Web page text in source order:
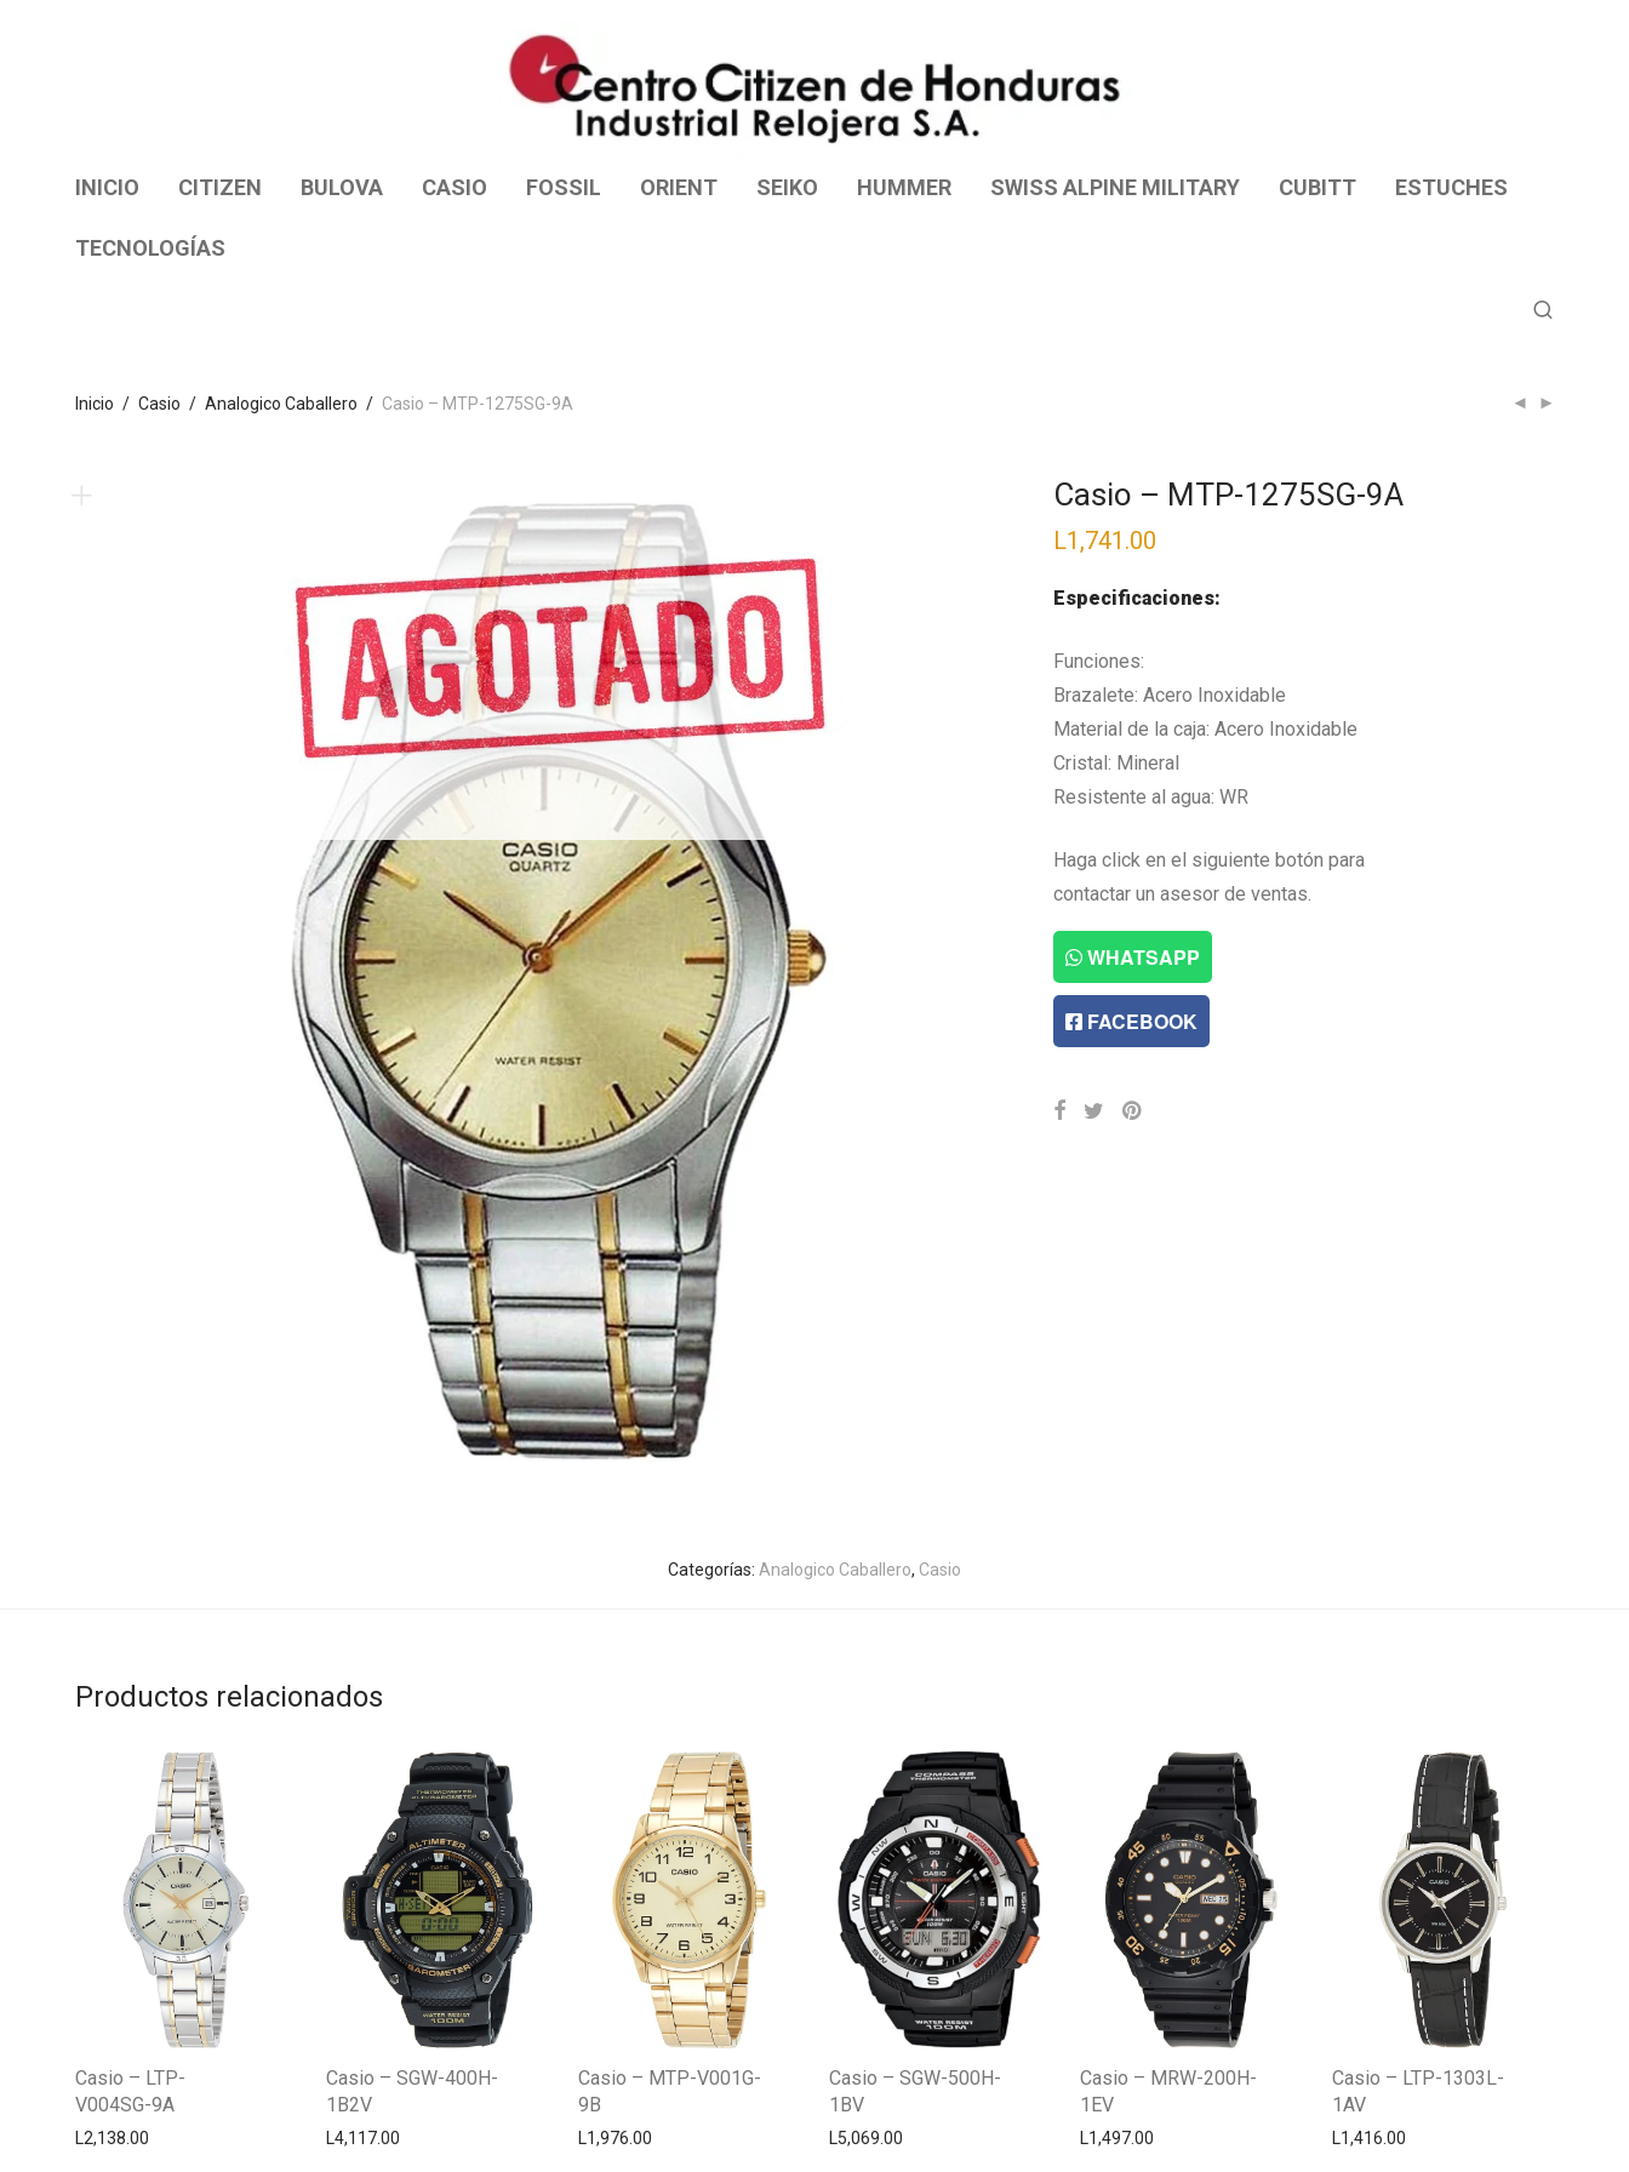
INICIO CITIZEN BULOVA CASIO FOSSIL ORIENT SEIKO HUMMER SWISS ALPINE MILITARY CUBITT ESTUCHES
TECNOLOGÍAS
Inicio / Casio / Analogico Caballero / Casio – MTP-1275SG-9A
Casio – MTP-1275SG-9A
L1,741.00
Especificaciones:
Funciones:
Brazalete: Acero Inoxidable
Material de la caja: Acero Inoxidable
Cristal: Mineral
Resistente al agua: WR
Haga click en el siguiente botón para
contactar un asesor de ventas.
WHATSAPP
FACEBOOK
Categorías: Analogico Caballero, Casio
Productos relacionados
Casio – LTP-
V004SG-9A
L2,138.00
Casio – SGW-400H-
1B2V
L4,117.00
Casio – MTP-V001G-
9B
L1,976.00
Casio – SGW-500H-
1BV
L5,069.00
Casio – MRW-200H-
1EV
L1,497.00
Casio – LTP-1303L-
1AV
L1,416.00
Centro Citizen
Typically replies within a day